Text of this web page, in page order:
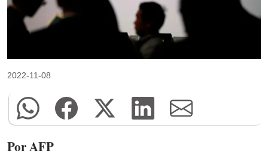
2022-11-08
Por AFP